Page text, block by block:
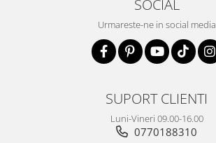
SOCIAL
Urmareste-ne in social media
SUPORT CLIENTI
Luni-Vineri 09.00-16.00
0770188310